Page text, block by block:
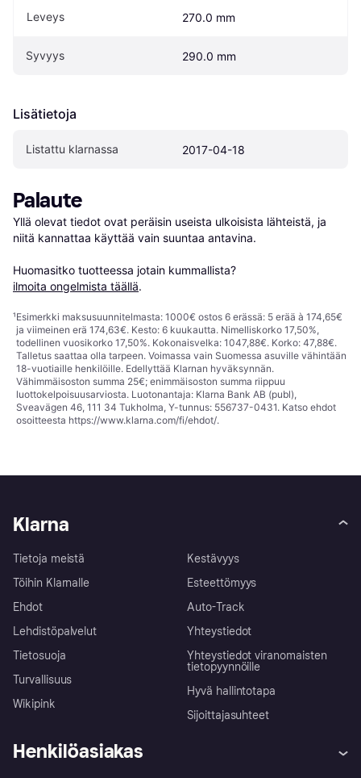
Leveys 270.0 mm
Syvyys 290.0 mm
Lisätietoja
Listattu klarnassa 2017-04-18
Palaute
Yllä olevat tiedot ovat peräisin useista ulkoisista lähteistä, ja
niitä kannattaa käyttää vain suuntaa antavina.
Huomasitko tuotteessa jotain kummallista?
ilmoita ongelmista täällä.
¹Esimerkki maksusuunnitelmasta: 1000€ ostos 6 erässä: 5 erää à 174,65€
ja viimeinen erä 174,63€. Kesto: 6 kuukautta. Nimelliskorko 17,50%,
todellinen vuosikorko 17,50%. Kokonaisvelka: 1047,88€. Korko: 47,88€.
Talletus saattaa olla tarpeen. Voimassa vain Suomessa asuville vähintään
18-vuotiaille henkilöille. Edellyttää Klarnan hyväksynnän.
Vähimmäisoston summa 25€; enimmäisoston summa riippuu
luottokelpoisuusarviosta. Luotonantaja: Klarna Bank AB (publ),
Sveavägen 46, 111 34 Tukholma, Y-tunnus: 556737-0431. Katso ehdot
osoitteesta https://www.klarna.com/fi/ehdot/.
Klarna
Tietoja meistä
Töihin Klarnalle
Ehdot
Lehdistöpalvelut
Tietosuoja
Turvallisuus
Wikipink
Kestävyys
Esteettömyys
Auto-Track
Yhteystiedot
Yhteystiedot viranomaisten
tietopyynnöille
Hyvä hallintotapa
Sijoittajasuhteet
Henkilöasiakas